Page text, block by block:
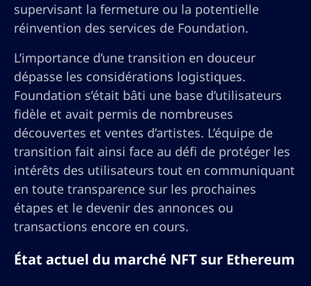
supervisant la fermeture ou la potentielle
réinvention des services de Foundation.
L’importance d’une transition en douceur
dépasse les considérations logistiques.
Foundation s’était bâti une base d’utilisateurs
fidèle et avait permis de nombreuses
découvertes et ventes d’artistes. L’équipe de
transition fait ainsi face au défi de protéger les
intérêts des utilisateurs tout en communiquant
en toute transparence sur les prochaines
étapes et le devenir des annonces ou
transactions encore en cours.
État actuel du marché NFT sur Ethereum